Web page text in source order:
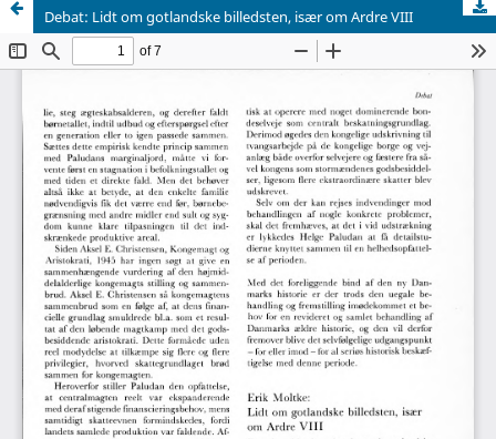
Debat: Lidt om gotlandske billedsten, især om Ardre VIII